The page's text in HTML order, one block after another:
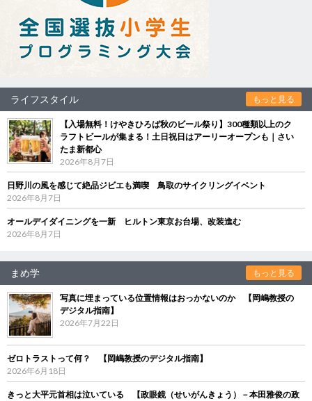
ライフスタイル もっと見る
【入場無料！けやきひろば秋のビール祭り】300種類以上のク
ラフトビールが集まる！土日祝日はアーリーオープンも｜さい
たま新都心
2026年8月7日
日野川の風を感じて絶品ジビエも満喫 鳥取のサイクリングイベント
2026年8月7日
オールデイダイニングを一新 ヒルトン東京お台場、改装進む
2026年8月7日
まめ学 もっと見る
写真に埋まっている位置情報はおっかないのか 【岡嶋教授の
デジタル指南】
2026年7月22日
ゼロトラストって何？ 【岡嶋教授のデジタル指南】
2026年6月18日
きっと大平元首相は泣いている 【政眼鏡（せいがんきょう）－本田雅俊の政